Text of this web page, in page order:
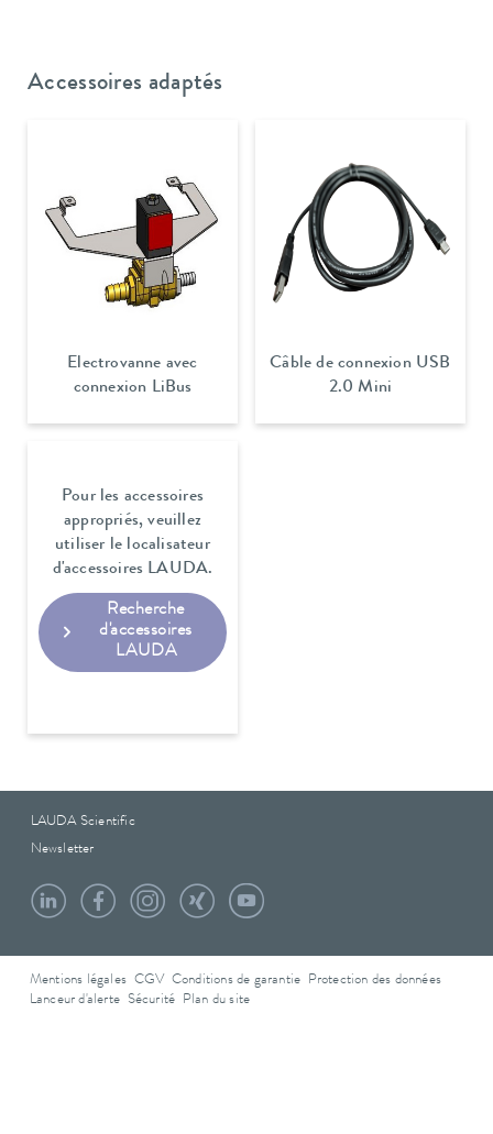
Accessoires adaptés
Electrovanne avec
connexion LiBus
Câble de connexion USB
2.0 Mini
Pour les accessoires
appropriés, veuillez
utiliser le localisateur
d'accessoires LAUDA.
Recherche
d'accessoires
LAUDA
LAUDA Scientific
Newsletter
Mentions légales CGV Conditions de garantie
Protection des données
Lanceur d'alerte Sécurité Plan du site